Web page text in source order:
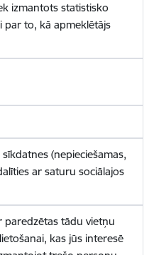
izmantots statistisko
par to, kā apmeklētājs
(nepieciešamas,
ar saturu sociālajos
paredzētas tādu vietņu
kas jūs interesē